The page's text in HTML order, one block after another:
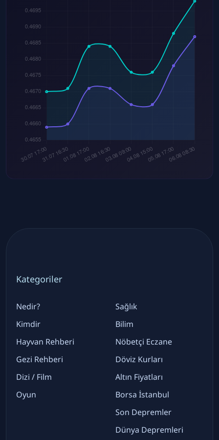
Kategoriler
Nedir?
Kimdir
Hayvan Rehberi
Gezi Rehberi
Dizi / Film
Oyun
Sağlık
Bilim
Nöbetçi Eczane
Döviz Kurları
Altın Fiyatları
Borsa İstanbul
Son Depremler
Dünya Depremleri